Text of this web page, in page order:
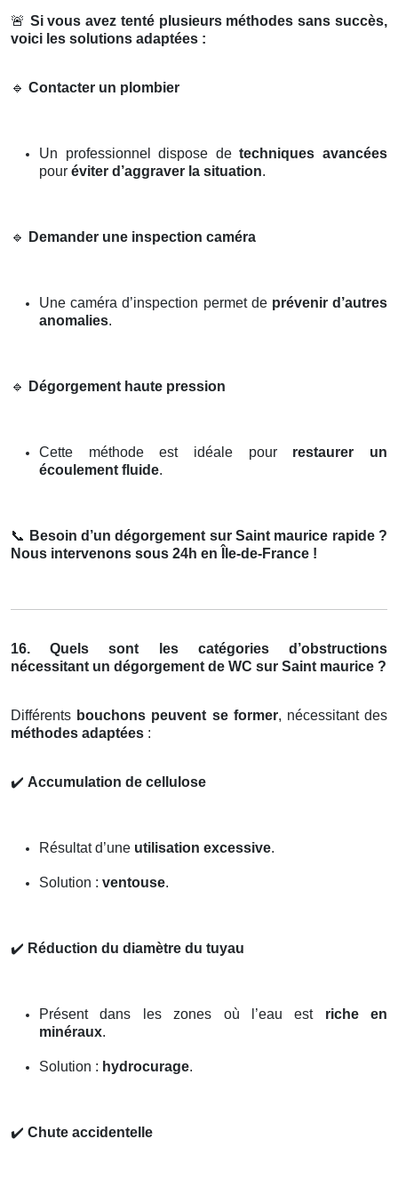
🚨 Si vous avez tenté plusieurs méthodes sans succès,
voici les solutions adaptées :
🔹 Contacter un plombier
Un professionnel dispose detechniques avancées
pour éviter d’aggraver la situation.
🔹 Demander une inspection caméra
Une caméra d’inspection permet de prévenir d’autres
anomalies.
🔹 Dégorgement haute pression
Cette méthode est idéale pour restaurer un
écoulement fluide.
📞 Besoin d’un dégorgement sur Saint maurice rapide ?
Nous intervenons sous 24h en Île-de-France !
16. Quels sont les catégories d’obstructions
nécessitant un dégorgement de WC sur Saint maurice ?
Différents bouchons peuvent se former, nécessitant des
méthodes adaptées :
✔️ Accumulation de cellulose
Résultat d’une utilisation excessive.
Solution : ventouse.
✔️ Réduction du diamètre du tuyau
Présent dans les zones où l’eau est riche en
minéraux.
Solution : hydrocurage.
✔️ Chute accidentelle